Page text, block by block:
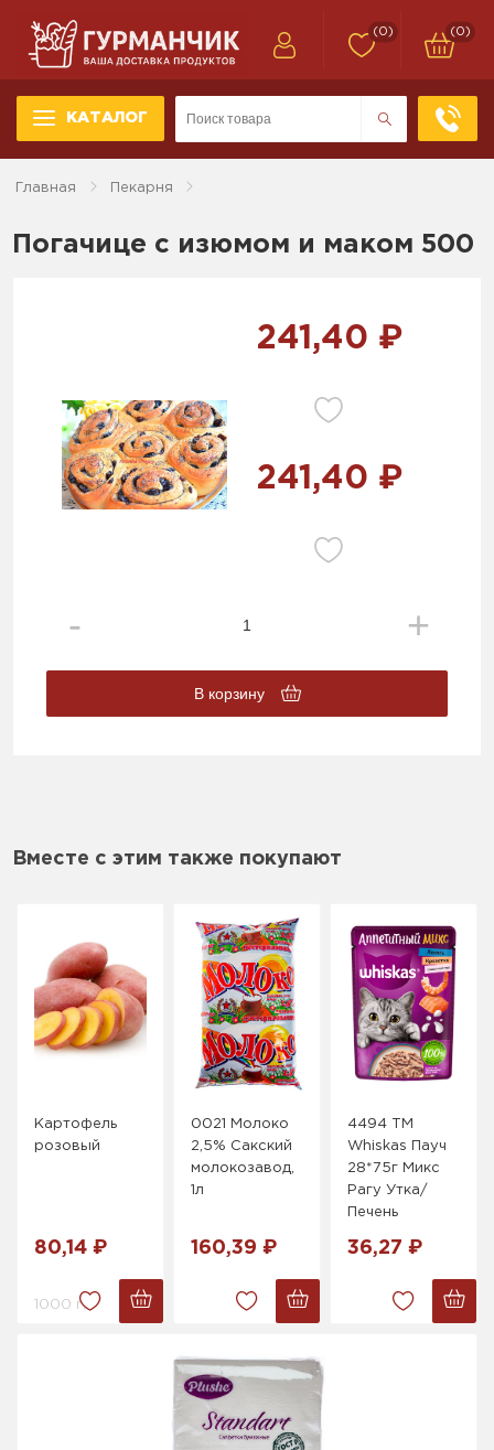
КАТАЛОГ
(0) (0)
Главная Пекарня
Погачице с изюмом и маком 500
241,40 ₽
241,40 ₽
В корзину
Вместе с этим также покупают
Картофель
розовый
80,14 ₽
1000 г.
0021 Молоко
2,5% Сакский
молокозавод,
1л
160,39 ₽
4494 ТМ
Whiskas Пауч
28*75г Микс
Рагу Утка/
Печень
36,27 ₽